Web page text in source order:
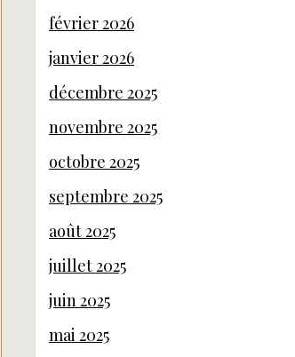
février 2026
janvier 2026
décembre 2025
novembre 2025
octobre 2025
septembre 2025
août 2025
juillet 2025
juin 2025
mai 2025